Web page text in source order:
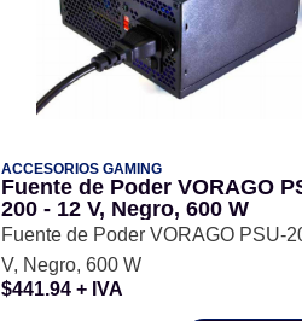
ACCESORIOS GAMING
Fuente de Poder VORAGO
200 - 12 V, Negro, 600 W
Fuente de Poder VORAGO PSU-
V, Negro, 600 W
$441.94 + IVA